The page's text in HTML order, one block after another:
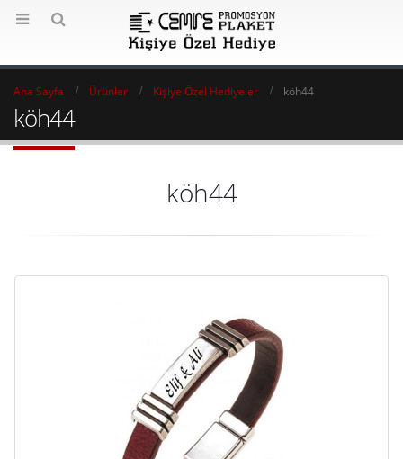
Ana Sayfa Ürünler Kişiye Özel Hediyeler köh44
köh44
köh44